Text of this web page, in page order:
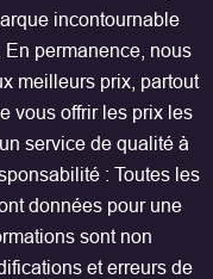
incontournable
permanence, nous
meilleurs prix, partout
vous offrir les prix les
service de qualité à
: Toutes les
données pour une
sont non
et erreurs de